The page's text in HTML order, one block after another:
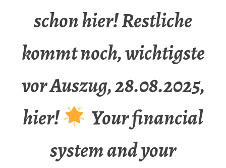
schon hier! Restliche
kommt noch, wichtigste
vor Auszug, 28.08.2025,
hier!
Your financial
system and your